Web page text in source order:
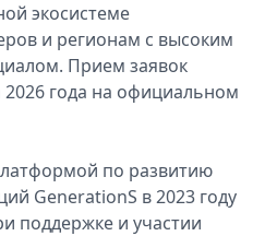
экосистеме
и регионам с высоким
Прием заявок
2026 года на официальном
по развитию
GenerationS в 2023 году
поддержке и участии